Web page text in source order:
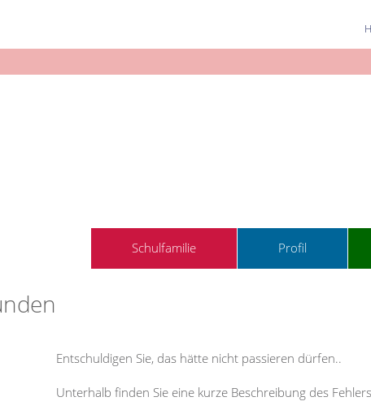
Schulfamilie Profil
Entschuldigen Sie, das hätte nicht passieren dürfen..
Unterhalb finden Sie eine kurze Beschreibung des